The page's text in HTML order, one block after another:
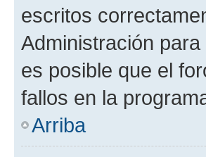
escritos
Administración
es posible que el
fallos en la
Arriba